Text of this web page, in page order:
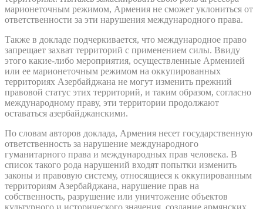
марионеточным режимом, Армения не сможет уклониться от
ответственности за эти нарушения международного права.
Также в докладе подчеркивается, что международное право
запрещает захват территорий с применением силы. Ввиду
этого какие-либо мероприятия, осуществленные Арменией
или ее марионеточным режимом на оккупированных
территориях Азербайджана не могут изменить прежний
правовой статус этих территорий, и таким образом, согласно
международному праву, эти территории продолжают
оставаться азербайджанскими.
По словам авторов доклада, Армения несет государственную
ответственность за нарушение международного
гуманитарного права и международных прав человека. В
список такого рода нарушений входят попытки изменить
законы и правовую систему, относящиеся к оккупированным
территориям Азербайджана, нарушение прав на
собственность, разрушение или уничтожение объектов
культурного и исторического значения, создание армянских